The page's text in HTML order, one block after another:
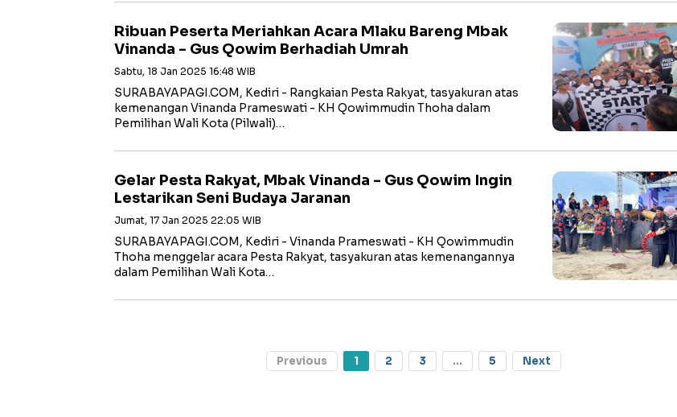
Ribuan Peserta Meriahkan Acara Mlaku Bareng Mbak
Vinanda - Gus Qowim Berhadiah Umrah
Sabtu, 18 Jan 2025 16:48 WIB
SURABAYAPAGI.COM, Kediri - Rangkaian Pesta Rakyat, tasyakuran atas
kemenangan Vinanda Prameswati - KH Qowimmudin Thoha dalam
Pemilihan Wali Kota (Pilwali)…
Gelar Pesta Rakyat, Mbak Vinanda - Gus Qowim Ingin
Lestarikan Seni Budaya Jaranan
Jumat, 17 Jan 2025 22:05 WIB
SURABAYAPAGI.COM, Kediri - Vinanda Prameswati - KH Qowimmudin
Thoha menggelar acara Pesta Rakyat, tasyakuran atas kemenangannya
dalam Pemilihan Wali Kota…
Previous 1 2 3 ... 5 Next